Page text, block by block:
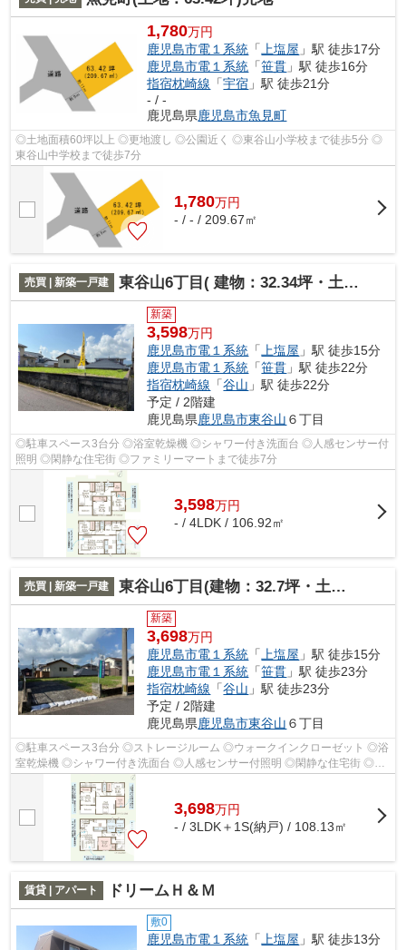
1,780万円
鹿児島市電１系統 「上塩屋 」駅 徒歩17分
鹿児島市電１系統 「笹貫 」駅 徒歩16分
指宿枕崎線 「宇宿 」駅 徒歩21分
- / -
鹿児島県鹿児島市魚見町
◎土地面積60坪以上 ◎更地渡し ◎公園近く ◎東谷山小学校まで徒歩5分 ◎
東谷山中学校まで徒歩7分
1,780万円
- / - / 209.67㎡
売買 | 新築一戸建 東谷山6丁目( 建物：32.34坪・土地：43.65坪) 新築住宅
新築
3,598万円
鹿児島市電１系統 「上塩屋 」駅 徒歩15分
鹿児島市電１系統 「笹貫 」駅 徒歩22分
指宿枕崎線 「谷山 」駅 徒歩22分
予定 / 2階建
鹿児島県鹿児島市東谷山 ６丁目
◎駐車スペース3台分 ◎浴室乾燥機 ◎シャワー付き洗面台 ◎人感センサー付
照明 ◎閑静な住宅街 ◎ファミリーマートまで徒歩7分
3,598万円
- / 4LDK / 106.92㎡
売買 | 新築一戸建 東谷山6丁目(建物：32.7坪・土地：43.65坪) 新築住宅
新築
3,698万円
鹿児島市電１系統 「 上塩屋 」駅 徒歩15分
鹿児島市電１系統 「笹貫 」駅 徒歩23分
指宿枕崎線 「谷山 」駅 徒歩23分
予定 / 2階建
鹿児島県鹿児島市東谷山 ６丁目
◎駐車スペース3台分 ◎ストレージルーム ◎ウォークインクローゼット ◎浴
室乾燥機 ◎シャワー付き洗面台 ◎人感センサー付照明 ◎閑静な住宅街 ◎フ
ァミリーマートまで徒歩7分
3,698万円
- / 3LDK＋1S(納戸) / 108.13㎡
賃貸 | アパート ドリームＨ＆Ｍ
敷0
鹿児島市電１系統 「 上塩屋 」駅 徒歩13分